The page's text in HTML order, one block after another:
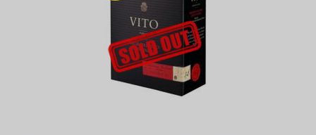
udsolgt-label